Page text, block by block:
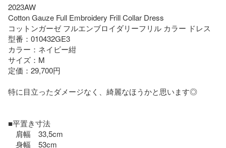
2023AW
Cotton Gauze Full Embroidery Frill Collar Dress
コットンガーゼ フルエンブロイダリーフリル カラー ドレス
型番：010432GE3
カラー：ネイビー紺
サイズ：M
定価：29,700円
特に目立ったダメージなく、綺麗なほうかと思います◎
■平置き寸法
肩幅　33,5cm
身幅　53cm